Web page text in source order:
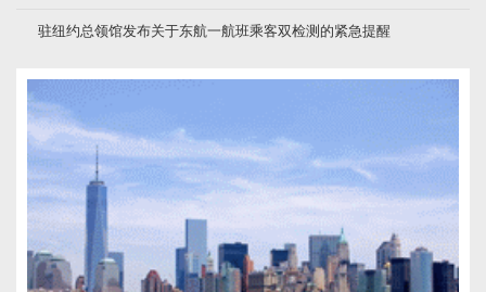
驻纽约总领馆发布关于东航一航班乘客双检测的紧急提醒